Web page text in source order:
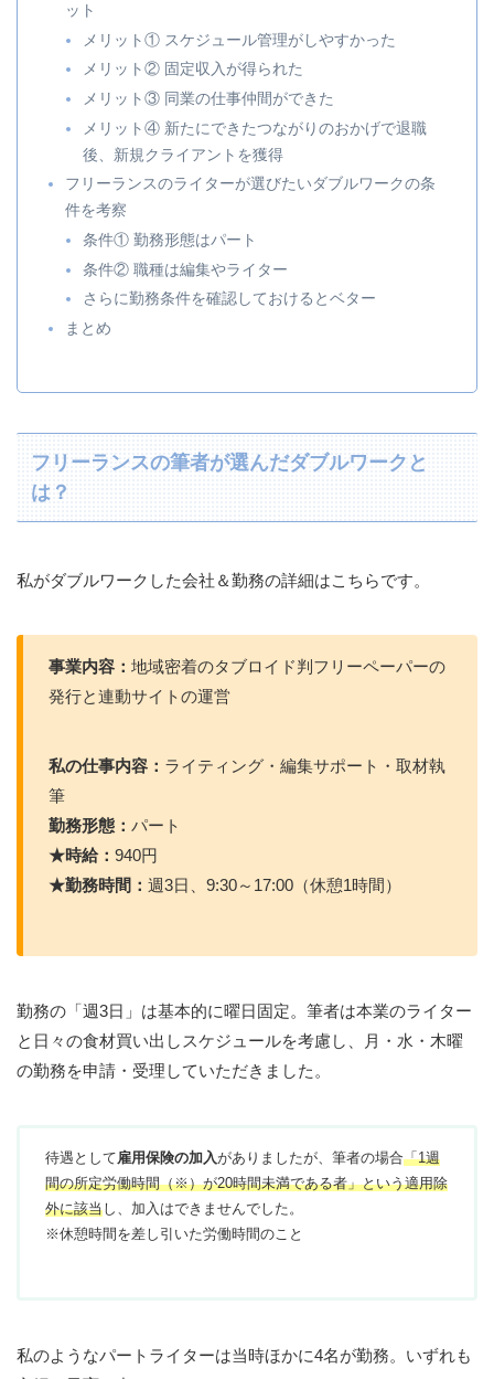
ット
メリット① スケジュール管理がしやすかった
メリット② 固定収入が得られた
メリット③ 同業の仕事仲間ができた
メリット④ 新たにできたつながりのおかげで退職
後、新規クライアントを獲得
フリーランスのライターが選びたいダブルワークの条
件を考察
条件① 勤務形態はパート
条件② 職種は編集やライター
さらに勤務条件を確認しておけるとベター
まとめ
フリーランスの筆者が選んだダブルワークと
は？
私がダブルワークした会社＆勤務の詳細はこちらです。
事業内容： 地域密着のタブロイド判フリーペーパーの
発行と連動サイトの運営
私の仕事内容： ライティング・編集サポート・取材執
筆
勤務形態： パート
★時給： 940円
★勤務時間： 週3日、9:30～17:00（休憩1時間）
勤務の「週3日」は基本的に曜日固定。筆者は本業のライター
と日々の食材買い出しスケジュールを考慮し、月・水・木曜
の勤務を申請・受理していただきました。
待遇として雇用保険の加入がありましたが、筆者の場合「1週
間の所定労働時間（※）が20時間未満である者」という適用除
外に該当し、加入はできませんでした。
※休憩時間を差し引いた労働時間のこと
私のようなパートライターは当時ほかに4名が勤務。いずれも